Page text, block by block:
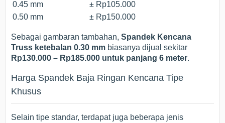
0.45 mm
± Rp105.000
0.50 mm
± Rp150.000
Sebagai gambaran tambahan,Spandek Kencana
Truss ketebalan 0.30 mm biasanya dijual sekitar
Rp130.000 – Rp185.000 untuk panjang 6 meter.
Harga Spandek Baja Ringan Kencana Tipe
Khusus
Selain tipe standar, terdapat juga beberapa jenis